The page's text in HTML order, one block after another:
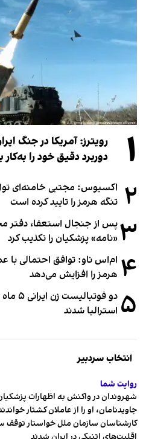
۱
رویترز: آمریکا در جنگ
دوربرد دقیق خود را
۲ اکسیوس: مجتبی خامنه‌ای
تنگه هرمز را تایید کرده است
۳پس از جنجال استعفا، دفتر
«نامه» پزشکیان را تکذیب کرد
۴ ام‌اس ناو: توافق احتمالی با
هرمز را افزایش می‌دهد
۵
دو
استرالیا شدند
انتخاب سردبیر
روایت شما
شهروندان در واکنش به اظهارات پزشکیان
جاویدنامان، او را از عاملان کشتار
کارشناسان سازمان ملل خواستار توقف